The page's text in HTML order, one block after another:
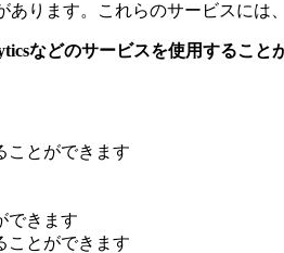
ります。これらのサービスには
などのサービスを使用すること
ことができます
できます
ことができます